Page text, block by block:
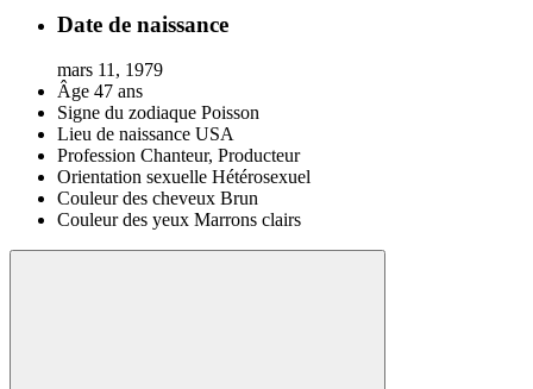
Date de naissance
mars 11, 1979
Âge 47 ans
Signe du zodiaque Poisson
Lieu de naissance USA
Profession Chanteur, Producteur
Orientation sexuelle Hétérosexuel
Couleur des cheveux Brun
Couleur des yeux Marrons clairs